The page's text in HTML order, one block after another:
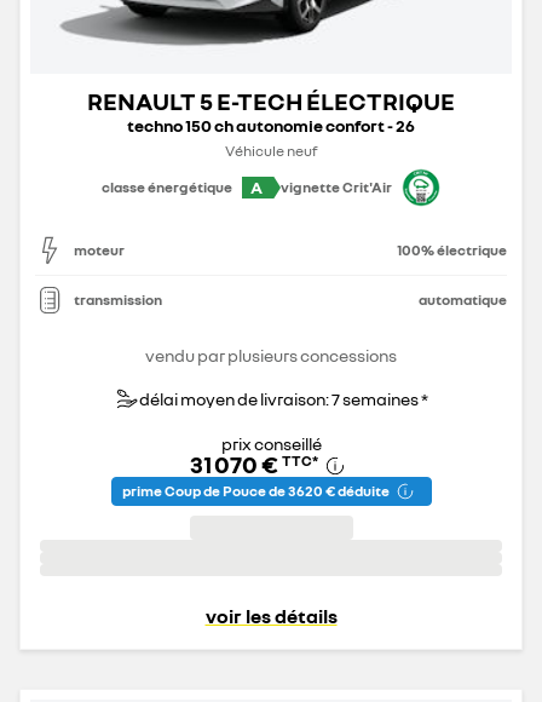
RENAULT 5 E-TECH ÉLECTRIQUE
techno 150 ch autonomie confort - 26
Véhicule neuf
classe énergétique
A vignette Crit'Air
moteur 100% électrique
transmission automatique
vendu par plusieurs concessions
délai moyen de livraison: 7 semaines *
prix conseillé
31 070 € TTC*
prime Coup de Pouce de 3 620 € déduite
voir les détails